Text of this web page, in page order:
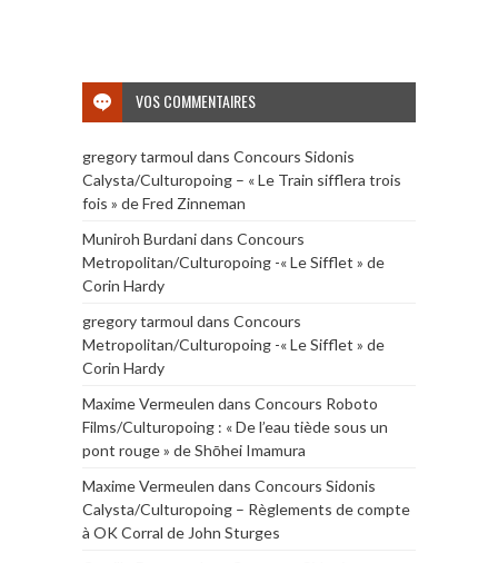
VOS COMMENTAIRES
gregory tarmoul dans Concours Sidonis
Calysta/Culturopoing – « Le Train sifflera trois
fois » de Fred Zinneman
Muniroh Burdanidans Concours
Metropolitan/Culturopoing -« Le Sifflet » de
Corin Hardy
gregory tarmoul dans Concours
Metropolitan/Culturopoing -« Le Sifflet » de
Corin Hardy
Maxime Vermeulen dans Concours Roboto
Films/Culturopoing : « De l’eau tiède sous un
pont rouge » de Shōhei Imamura
Maxime Vermeulen dans Concours Sidonis
Calysta/Culturopoing – Règlements de compte
à OK Corral de John Sturges